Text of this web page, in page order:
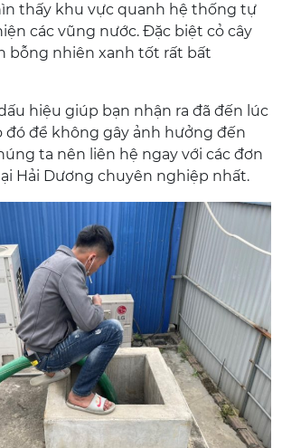
thấy khu vực quanh hệ thống tự
các vũng nước. Đặc biệt cỏ cây
bỗng nhiên xanh tốt rất bất
hiệu giúp bạn nhận ra đã đến lúc
đó để không gây ảnh hưởng đến
ta nên liên hệ ngay với các đơn
Hải Dương chuyên nghiệp nhất.